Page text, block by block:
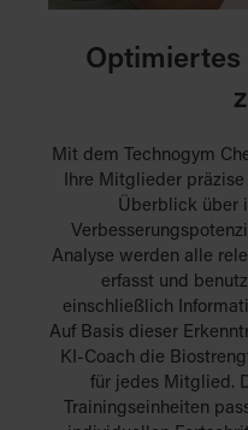
Optimiertes
Mit dem Technogym
Ihre Mitglieder
Überblick über
Analyse werden alle
erfasst und
einschließlich
Auf Basis dieser
KI-Coach die
für jedes Mitglied.
Trainingseinheiten